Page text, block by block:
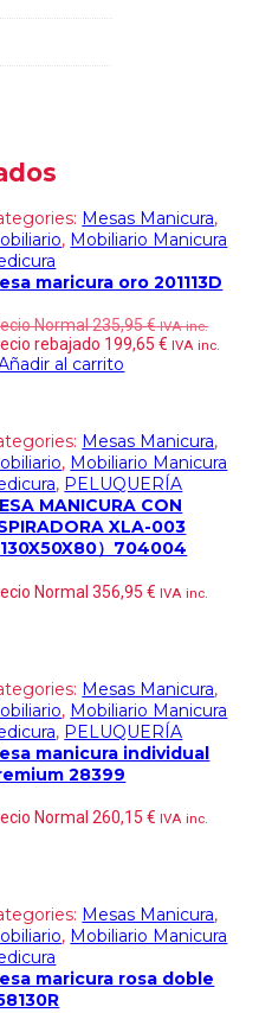
Mesas Manicura,
, Mobiliario Manicura
maricura oro 201113D
Normal235,95€ IVA inc.
rebajado 199,65€ IVA inc.
al carrito
Mesas Manicura,
, Mobiliario Manicura
, PELUQUERÍA
MANICURA CON
XLA-003
130X50X80）704004
Normal356,95€ IVA inc.
Mesas Manicura,
, Mobiliario Manicura
, PELUQUERÍA
manicura individual
28399
Normal260,15€ IVA inc.
Mesas Manicura,
, Mobiliario Manicura
maricura rosa doble